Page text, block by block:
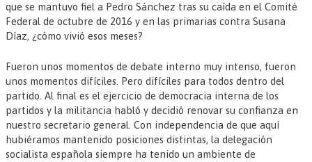
que se mantuvo fiel a Pedro Sánchez tras su caída en el Comité
Federal de octubre de 2016 y en las primarias contra Susana
Díaz, ¿cómo vivió esos meses?
Fueron unos momentos de debate interno muy intenso, fueron
unos momentos difíciles. Pero difíciles para todos dentro del
partido. Al final es el ejercicio de democracia interna de los
partidos y la militancia habló y decidió renovar su confianza en
nuestro secretario general. Con independencia de que aquí
hubiéramos mantenido posiciones distintas, la delegación
socialista española siempre ha tenido un ambiente de